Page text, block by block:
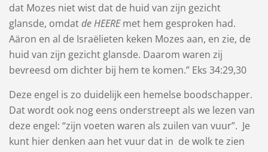
dat ​Mozes​ niet wist dat de huid van zijn gezicht
glansde, omdatde HEEREmet hem gesproken had.
Aäron en al de Israëlieten keken ​Mozes​ aan, en zie, de
huid van zijn gezicht glansde. Daarom waren zij
bevreesd om dichter bij hem te komen.” Eks 34:29,30
Deze engel is zo duidelijk een hemelse boodschapper.
Dat wordt ook nog eens onderstreept als we lezen van
deze engel: “zijn voeten waren als zuilen van vuur”. Je
kunt hier denken aan het vuur dat in de wolk te zien